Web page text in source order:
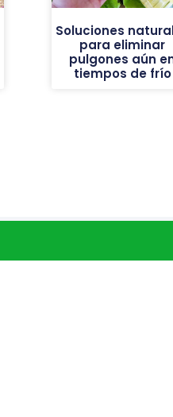
Soluciones
para eliminar
pulgones aún
tiempos de frío